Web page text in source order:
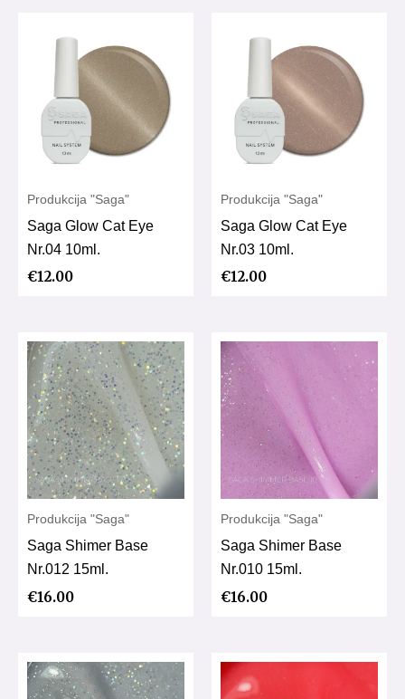
Produkcija "Saga"
Saga Glow Cat Eye
Nr.04 10ml.
€12.00
Produkcija "Saga"
Saga Glow Cat Eye
Nr.03 10ml.
€12.00
Produkcija "Saga"
Saga Shimer Base
Nr.012 15ml.
€16.00
Produkcija "Saga"
Saga Shimer Base
Nr.010 15ml.
€16.00